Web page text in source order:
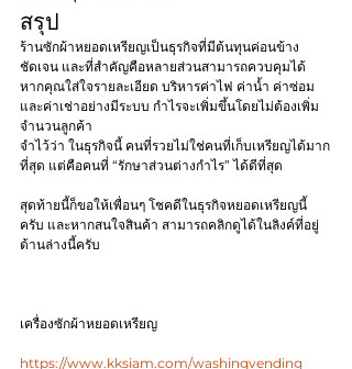
สรุป
ร้านซักผ้าหยอดเหรียญเป็นธุรกิจที่มีต้นทุนค่อนข้าง
ชัดเจน และที่สำคัญคือหลายส่วนสามารถควบคุมได้
หากคุณใส่ใจรายละเอียด บริหารค่าไฟ ค่าน้ำ ค่าซ่อม
และค่าเช่าอย่างมีระบบ กำไรจะเพิ่มขึ้นโดยไม่ต้องเพิ่ม
จำนวนลูกค้า
จำไว้ว่า ในธุรกิจนี้ คนที่รวยไม่ใช่คนที่เก็บเหรียญได้มาก
ที่สุด แต่คือคนที่ “รักษาส่วนต่างกำไร” ได้ดีที่สุด
สุดท้ายนี้ก็ขอให้เพื่อนๆ โชคดีในธุรกิจหยอดเหรียญนี้
ครับ และหากสนใจสินค้า สามารถคลิกดูได้ในลิงค์ที่อยู่
ด้านล่างนี้ครับ
เครื่องซักผ้าหยอดเหรียญ
https://www.kksiam.com/washingvending